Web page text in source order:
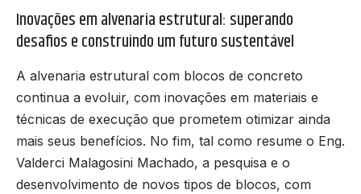
Inovações em alvenaria estrutural: superando
desafios e construindo um futuro sustentável
A alvenaria estrutural com blocos de concreto
continua a evoluir, com inovações em materiais e
técnicas de execução que prometem otimizar ainda
mais seus benefícios. No fim, tal como resume o Eng.
Valderci Malagosini Machado, a pesquisa e o
desenvolvimento de novos tipos de blocos, com